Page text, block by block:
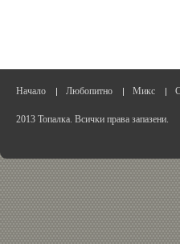
Начало Любопитно Микс
2013 Топалка. Всички права запазени.